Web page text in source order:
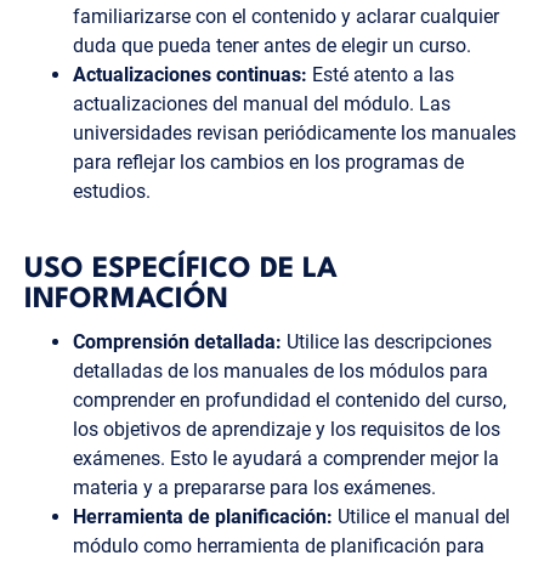
familiarizarse con el contenido y aclarar cualquier
duda que pueda tener antes de elegir un curso.
Actualizaciones continuas: Esté atento a las
actualizaciones del manual del módulo. Las
universidades revisan periódicamente los manuales
para reflejar los cambios en los programas de
estudios.
USO ESPECÍFICO DE LA
INFORMACIÓN
Comprensión detallada: Utilice las descripciones
detalladas de los manuales de los módulos para
comprender en profundidad el contenido del curso,
los objetivos de aprendizaje y los requisitos de los
exámenes. Esto le ayudará a comprender mejor la
materia y a prepararse para los exámenes.
Herramienta de planificación: Utilice el manual del
módulo como herramienta de planificación para